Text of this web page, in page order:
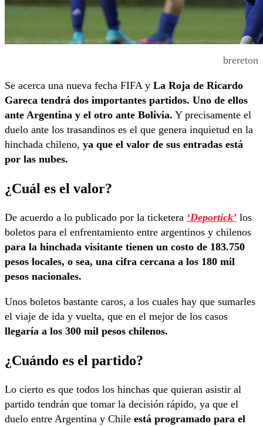
brereton
Se acerca una nueva fecha FIFA y La Roja de Ricardo
Gareca tendrá dos importantes partidos. Uno de ellos
ante Argentina y el otro ante Bolivia. Y precisamente el
duelo ante los trasandinos es el que genera inquietud en la
hinchada chileno, ya que el valor de sus entradas está
por las nubes.
¿Cuál es el valor?
De acuerdo a lo publicado por la ticketera ‘Deportick’ los
boletos para el enfrentamiento entre argentinos y chilenos
para la hinchada visitante tienen un costo de 183.750
pesos locales, o sea, una cifra cercana a los 180 mil
pesos nacionales.
Unos boletos bastante caros, a los cuales hay que sumarles
el viaje de ida y vuelta, que en el mejor de los casos
llegaría a los 300 mil pesos chilenos.
¿Cuándo es el partido?
Lo cierto es que todos los hinchas que quieran asistir al
partido tendrán que tomar la decisión rápido, ya que el
duelo entre Argentina y Chile está programado para el